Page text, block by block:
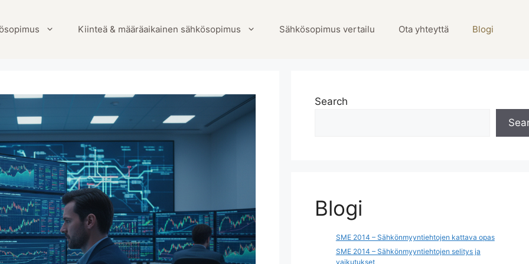
Kiinteä & määräaikainen sähkösopimus Sähkösopimus vertailu Ota yhteyttä Blogi
Search
Blogi
SME 2014 – Sähkönmyyntiehtojen kattava opas
SME 2014 – Sähkönmyyntiehtojen selitys ja
vaikutukset